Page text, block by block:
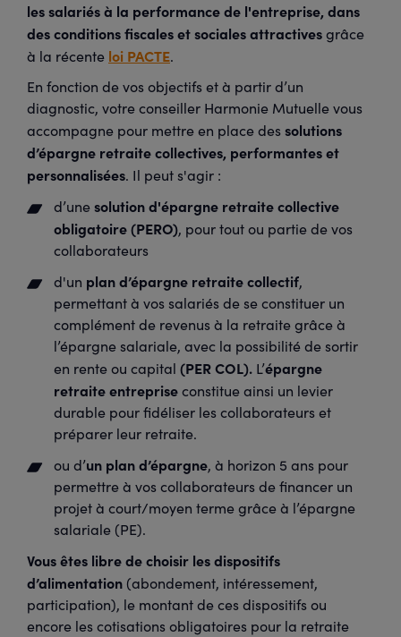
les salariés à la performance de l'entreprise, dans
des conditions fiscales et sociales attractivesgrâce
à la récente loi PACTE.
En fonction de vos objectifs et à partir d’un
diagnostic, votre conseiller Harmonie Mutuelle vous
accompagne pour mettre en place dessolutions
d’épargne retraite collectives, performantes et
personnalisées. Il peut s'agir :
d’unesolution d'épargne retraite collective
obligatoire (PERO), pour tout ou partie de vos
collaborateurs
d'un plan d’épargne retraite collectif,
permettant à vos salariés de se constituer un
complément de revenus à la retraite grâce à
l’épargne salariale, avec la possibilité de sortir
en rente ou capital (PER COL). L’épargne
retraite entrepriseconstitue ainsi un levier
durable pour fidéliser les collaborateurs et
préparer leur retraite.
ou d’un plan d’épargne, à horizon 5 ans pour
permettre à vos collaborateurs de financer un
projet à court/moyen terme grâce à l’épargne
salariale (PE).
Vous êtes libre de choisir les dispositifs
d’alimentation (abondement, intéressement,
participation), le montant de ces dispositifs ou
encore les cotisations obligatoires pour la retraite